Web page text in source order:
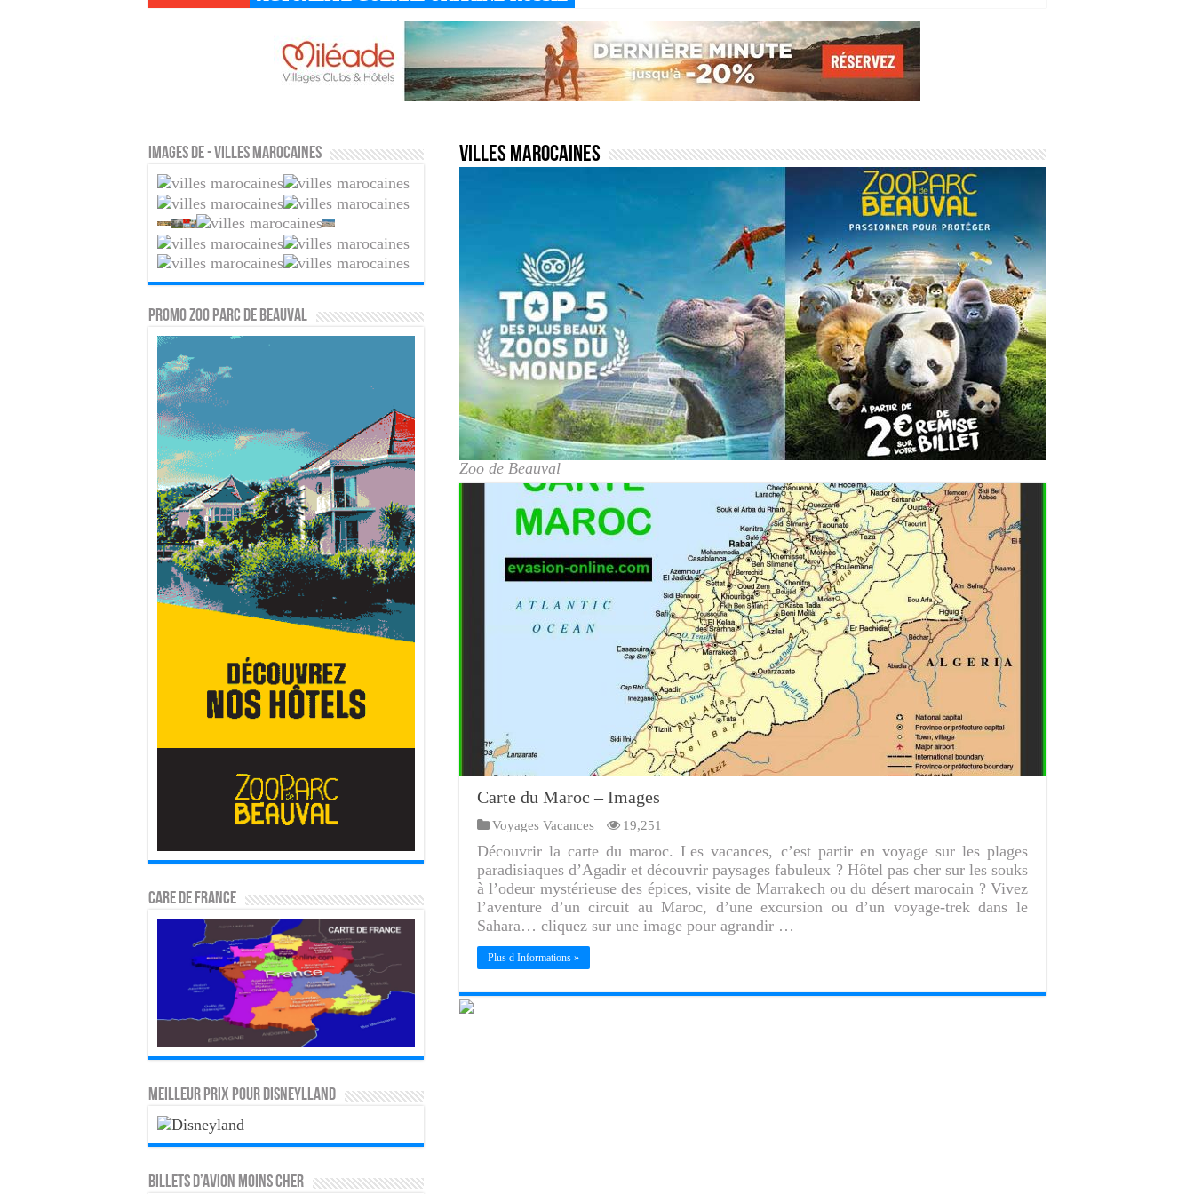
Villes marocaines
Zoo de Beauval
Carte du Maroc – Images
Voyages Vacances 19,251
Découvrir la carte du maroc. Les vacances, c’est partir en voyage sur les plages
paradisiaques d’Agadir et découvrir paysages fabuleux ? Hôtel pas cher sur les souks
à l’odeur mystérieuse des épices, visite de Marrakech ou du désert marocain ? Vivez
l’aventure d’un circuit au Maroc, d’une excursion ou d’un voyage-trek dans le
Sahara… cliquez sur une image pour agrandir …
Plus d Informations »
Images de - Villes marocaines
PROMO ZOO PARC DE BEAUVAL
CARE DE FRANCE
MEILLEUR PRIX POUR DISNEYLLAND
Billets d’avion moins cher